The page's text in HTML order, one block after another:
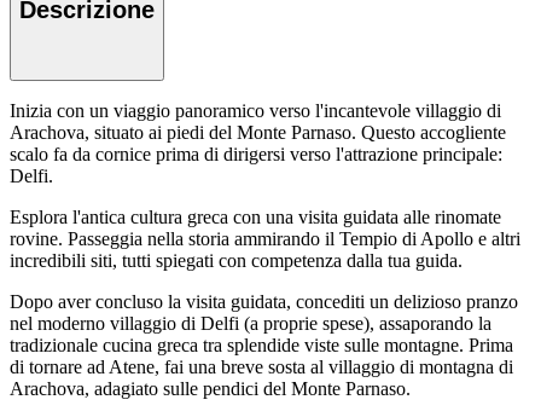
Descrizione
Inizia con un viaggio panoramico verso l'incantevole villaggio di
Arachova, situato ai piedi del Monte Parnaso. Questo accogliente
scalo fa da cornice prima di dirigersi verso l'attrazione principale:
Delfi.
Esplora l'antica cultura greca con una visita guidata alle rinomate
rovine. Passeggia nella storia ammirando il Tempio di Apollo e altri
incredibili siti, tutti spiegati con competenza dalla tua guida.
Dopo aver concluso la visita guidata, concediti un delizioso pranzo
nel moderno villaggio di Delfi (a proprie spese), assaporando la
tradizionale cucina greca tra splendide viste sulle montagne. Prima
di tornare ad Atene, fai una breve sosta al villaggio di montagna di
Arachova, adagiato sulle pendici del Monte Parnaso.